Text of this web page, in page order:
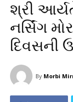
શ્રી
નર્સિંગ
દિવસની
By Morbi